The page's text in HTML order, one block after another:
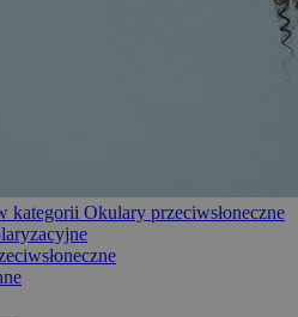
kategorii Okulary przeciwsłoneczne